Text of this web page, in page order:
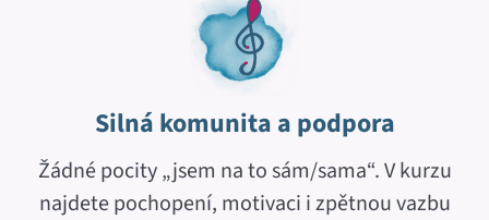
Silná komunita a podpora
Žádné pocity „jsem na to sám/sama“. V kurzu
najdete pochopení, motivaci i zpětnou vazbu